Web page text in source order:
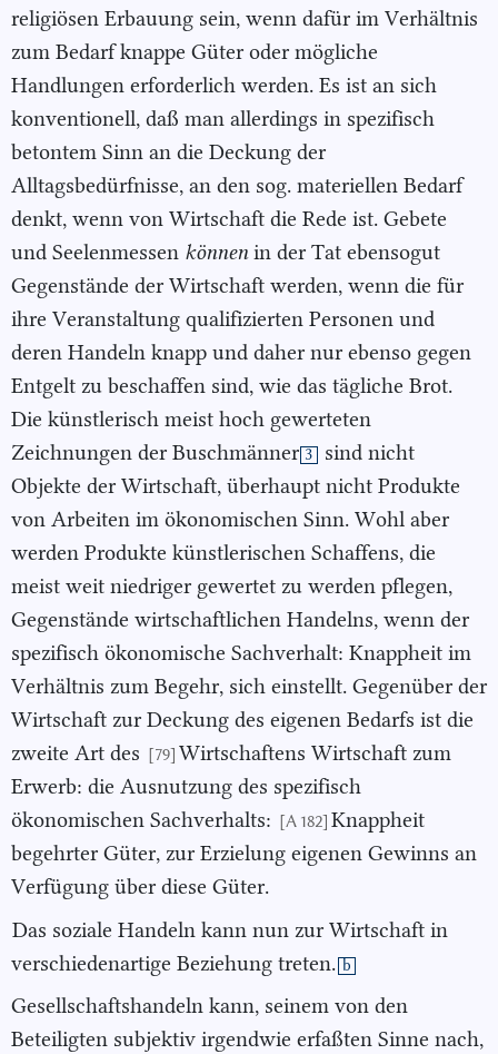
religiösen Erbauung sein, wenn dafür im Verhältnis
zum Bedarf knappe Güter oder mögliche
Handlungen erforderlich werden. Es ist an sich
konventionell, daß man allerdings in spezifisch
betontem Sinn an die Deckung der
Alltagsbedürfnisse, an den sog. materiellen Bedarf
denkt, wenn von Wirtschaft die Rede ist. Gebete
und Seelenmessen könnenin der Tat ebensogut
Gegenstände der Wirtschaft werden, wenn die für
ihre Veranstaltung qualifizierten Personen und
deren Handeln knapp und daher nur ebenso gegen
Entgelt zu beschaffen sind, wie das tägliche Brot.
Die künstlerisch meist hoch gewerteten
Zeichnungen der Buschmänner 3
sind nicht
Objekte der Wirtschaft, überhaupt nicht Produkte
von Arbeiten im ökonomischen Sinn. Wohl aber
werden Produkte künstlerischen Schaffens, die
meist weit niedriger gewertet zu werden pflegen,
Gegenstände wirtschaftlichen Handelns, wenn der
spezifisch ökonomische Sachverhalt: Knappheit im
Verhältnis zum Begehr, sich einstellt. Gegenüber der
Wirtschaft zur Deckung des eigenen Bedarfs ist die
zweite Art des [79] Wirtschaftens Wirtschaft zum
Erwerb: die Ausnutzung des spezifisch
ökonomischen Sachverhalts: [A 182] Knappheit
begehrter Güter, zur Erzielung eigenen Gewinns an
Verfügung über diese Güter.
Das soziale Handeln kann nun zur Wirtschaft in
verschiedenartige Beziehung treten. b
Gesellschaftshandeln kann, seinem von den
Beteiligten subjektiv irgendwie erfaßten Sinne nach,